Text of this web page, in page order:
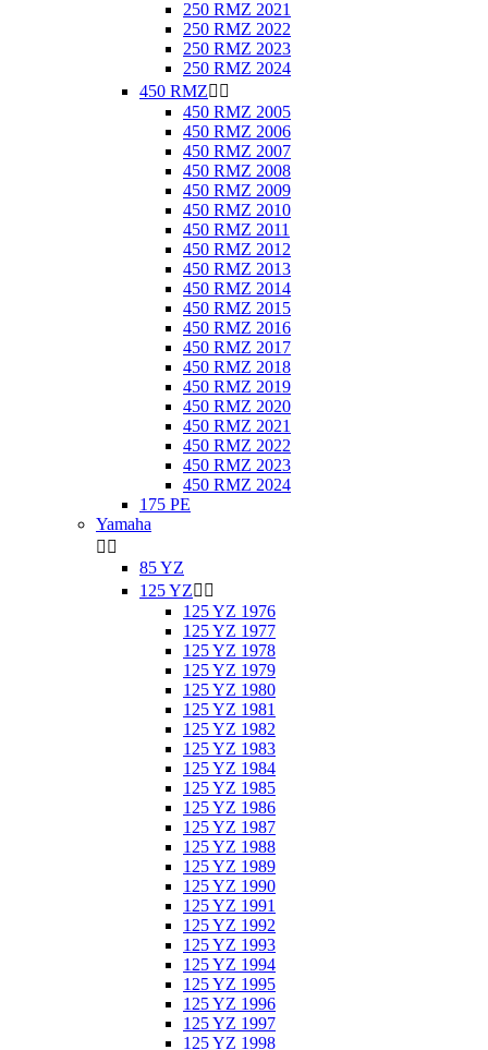
250 RMZ 2021
250 RMZ 2022
250 RMZ 2023
250 RMZ 2024
450 RMZ 
450 RMZ 2005
450 RMZ 2006
450 RMZ 2007
450 RMZ 2008
450 RMZ 2009
450 RMZ 2010
450 RMZ 2011
450 RMZ 2012
450 RMZ 2013
450 RMZ 2014
450 RMZ 2015
450 RMZ 2016
450 RMZ 2017
450 RMZ 2018
450 RMZ 2019
450 RMZ 2020
450 RMZ 2021
450 RMZ 2022
450 RMZ 2023
450 RMZ 2024
175 PE
Yamaha
 
85 YZ
125 YZ 
125 YZ 1976
125 YZ 1977
125 YZ 1978
125 YZ 1979
125 YZ 1980
125 YZ 1981
125 YZ 1982
125 YZ 1983
125 YZ 1984
125 YZ 1985
125 YZ 1986
125 YZ 1987
125 YZ 1988
125 YZ 1989
125 YZ 1990
125 YZ 1991
125 YZ 1992
125 YZ 1993
125 YZ 1994
125 YZ 1995
125 YZ 1996
125 YZ 1997
125 YZ 1998